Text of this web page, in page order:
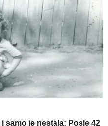
samo je nestala: Posle 42